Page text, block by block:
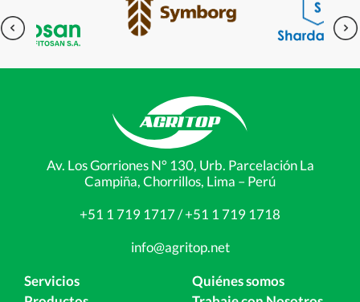
Av. Los Gorriones N° 130, Urb. Parcelación La
Campiña, Chorrillos, Lima – Perú
+51 1 719 1717 / +51 1 719 1718
info@agritop.net
Servicios
Quiénes somos